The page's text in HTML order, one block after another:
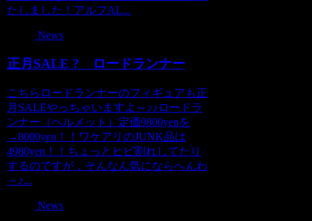
たしました！アルフAL...
News
正月SALE ? ロードランナー
こちらロードランナーのフィギュアも正
月SALEやっちゃいますよ～♪♪ロードラ
ンナー（ヘルメット）定価9800yenを
→8000yen！！ワケアリのJUNK品は
4980yen！！ちょっとヒビ割れしてたり
するのですが，そんなん気にならへんわ
～♪...
News